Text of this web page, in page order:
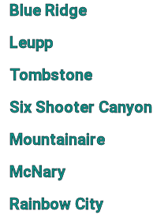
Blue Ridge
Leupp
Tombstone
Six Shooter Canyon
Mountainaire
McNary
Rainbow City